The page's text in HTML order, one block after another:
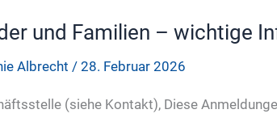
und Familien – wichtige
Albrecht / 28. Februar 2026
(siehe Kontakt), Diese